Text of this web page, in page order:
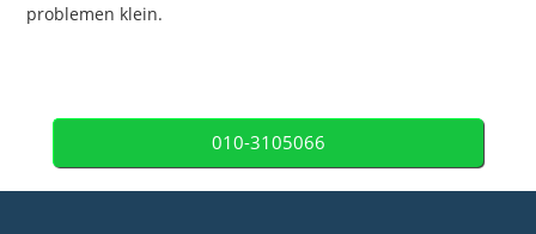
problemen klein.
010-3105066